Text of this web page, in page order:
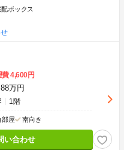
配ボックス
費4,600円
万円
1階
部屋 南向き
い合わせ